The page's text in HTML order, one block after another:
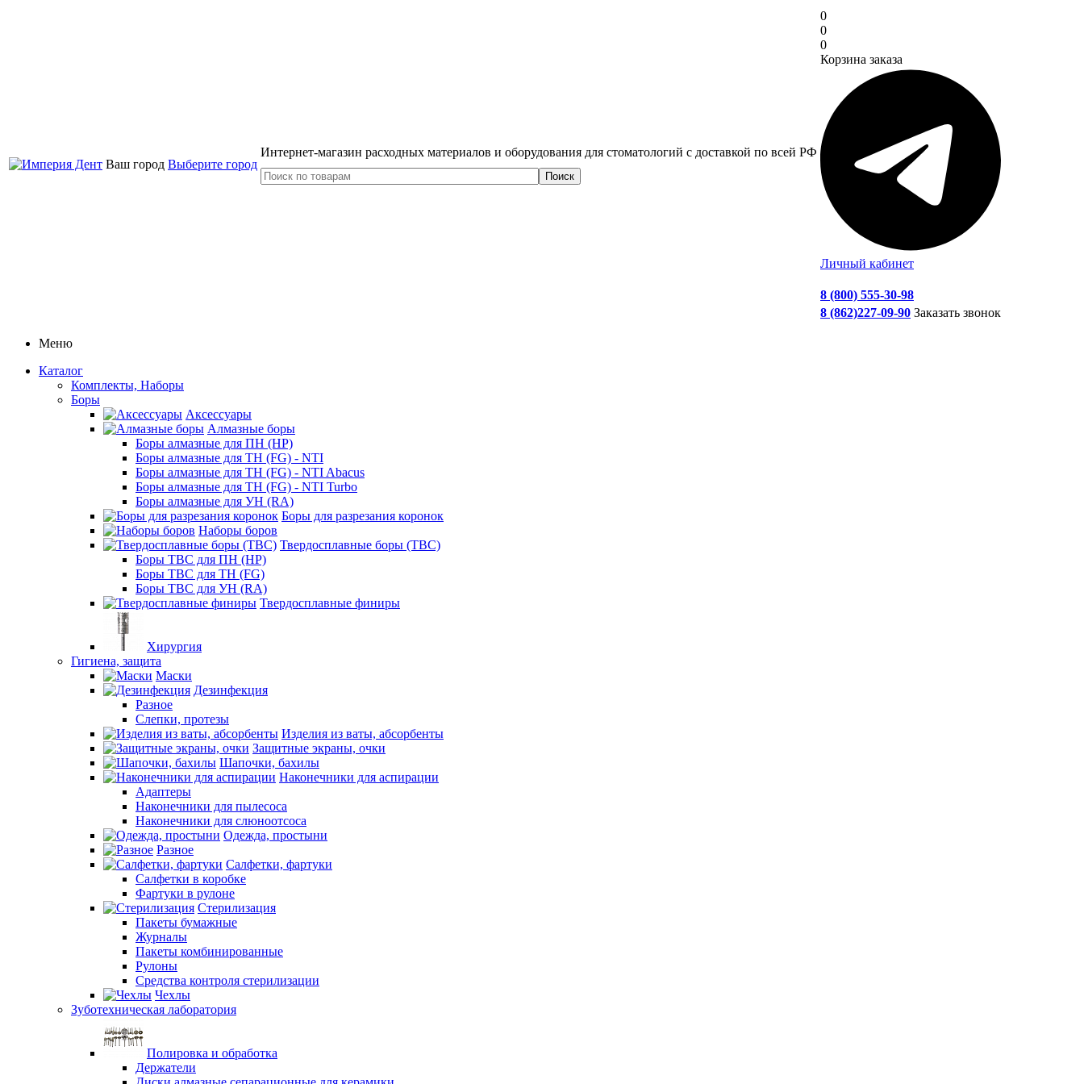
Ваш город Выберите город
Интернет-магазин расходных материалов и оборудования для стоматологий с доставкой по всей РФ
0
0
0
Корзина заказа
Личный кабинет
8 (800) 555-30-98
8 (862)227-09-90 Заказать звонок
Меню
Каталог
Комплекты, Наборы
Боры
Аксессуары
Алмазные боры
Боры алмазные для ПН (HP)
Боры алмазные для ТН (FG) - NTI
Боры алмазные для ТН (FG) - NTI Abacus
Боры алмазные для ТН (FG) - NTI Turbo
Боры алмазные для УН (RA)
Боры для разрезания коронок
Наборы боров
Твердосплавные боры (ТВС)
Боры ТВС для ПН (HP)
Боры ТВС для ТН (FG)
Боры ТВС для УН (RA)
Твердосплавные финиры
Хирургия
Гигиена, защита
Маски
Дезинфекция
Разное
Слепки, протезы
Изделия из ваты, абсорбенты
Защитные экраны, очки
Шапочки, бахилы
Наконечники для аспирации
Адаптеры
Наконечники для пылесоса
Наконечники для слюноотсоса
Одежда, простыни
Разное
Салфетки, фартуки
Салфетки в коробке
Фартуки в рулоне
Стерилизация
Пакеты бумажные
Журналы
Пакеты комбинированные
Рулоны
Средства контроля стерилизации
Чехлы
Зуботехническая лаборатория
Полировка и обработка
Держатели